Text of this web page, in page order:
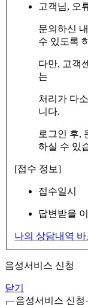
고객님, 오
문의하신
수 있도록
다만, 고객
는
처리가 다
니다.
로그인 후,
하실 수 있
[접수 정보]
접수일시
답변받을
나의 상담내역 바
음성서비스 신청
닫기
음성서비스 신청